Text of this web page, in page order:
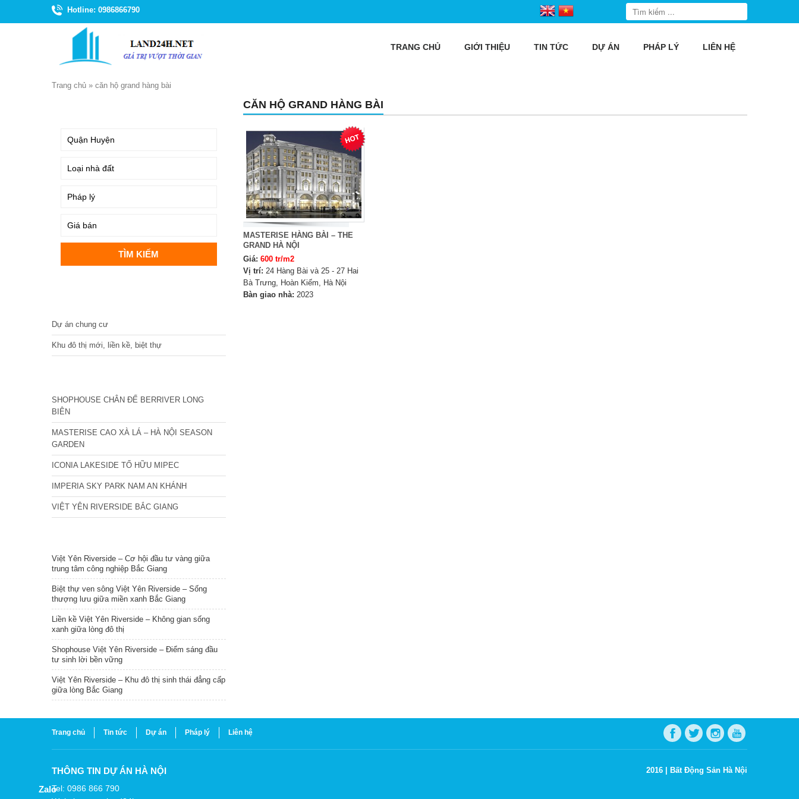
Hotline: 0986866790
TRANG CHỦ GIỚI THIỆU TIN TỨC DỰ ÁN PHÁP LÝ LIÊN HỆ
Trang chủ » căn hộ grand hàng bài
CĂN HỘ GRAND HÀNG BÀI
MASTERISE HÀNG BÀI – THE
GRAND HÀ NỘI
Giá: 600 tr/m2
Vị trí: 24 Hàng Bài và 25 - 27 Hai
Bà Trưng, Hoàn Kiếm, Hà Nội
Bàn giao nhà: 2023
Dự án chung cư
Khu đô thị mới, liền kề, biệt thự
SHOPHOUSE CHÂN ĐẾ BERRIVER LONG
BIÊN
MASTERISE CAO XÀ LÁ – HÀ NỘI SEASON
GARDEN
ICONIA LAKESIDE TỐ HỮU MIPEC
IMPERIA SKY PARK NAM AN KHÁNH
VIỆT YÊN RIVERSIDE BẮC GIANG
Việt Yên Riverside – Cơ hội đầu tư vàng giữa
trung tâm công nghiệp Bắc Giang
Biệt thự ven sông Việt Yên Riverside – Sống
thượng lưu giữa miền xanh Bắc Giang
Liền kề Việt Yên Riverside – Không gian sống
xanh giữa lòng đô thị
Shophouse Việt Yên Riverside – Điểm sáng đầu
tư sinh lời bền vững
Việt Yên Riverside – Khu đô thị sinh thái đẳng cấp
giữa lòng Bắc Giang
Trang chủ Tin tức Dự án Pháp lý Liên hệ
THÔNG TIN DỰ ÁN HÀ NỘI
Tel: 0986 866 790
2016 | Bất Động Sản Hà Nội
Zalo